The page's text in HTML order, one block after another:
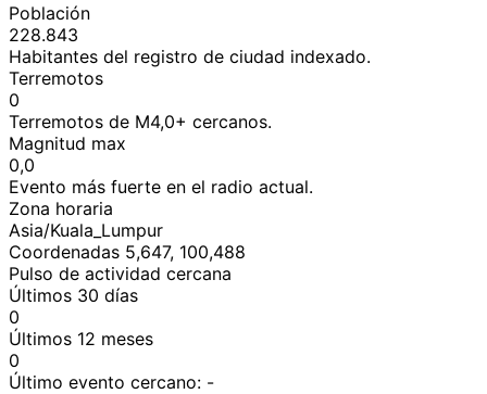
Población
228.843
Habitantes del registro de ciudad indexado.
Terremotos
0
Terremotos de M4,0+ cercanos.
Magnitud max
0,0
Evento más fuerte en el radio actual.
Zona horaria
Asia/Kuala_Lumpur
Coordenadas 5,647, 100,488
Pulso de actividad cercana
Últimos 30 días
0
Últimos 12 meses
0
Último evento cercano: -